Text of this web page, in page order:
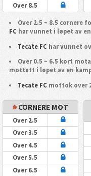
Over 8.5
Over 2.5 ~ 8.5 cornere
FChar vunnet i løpet av
Tecate FC har vunnet
Over 0.5 ~ 6.5 kort
mottatt i løpet av en
Tecate FC mottok over
CORNERE MOT
Over 2.5
Over 3.5
Over 4.5
Over 5.5
Over 6.5